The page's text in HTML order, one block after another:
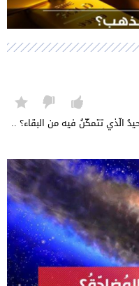
الّذي تتمكّنُ فيه من البقاء؟ ..